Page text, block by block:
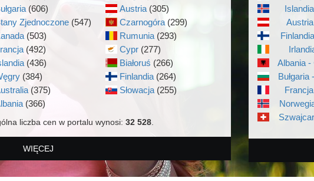
(606)
Zjednoczone (547)
(503)
(492)
(436)
(384)
(375)
(366)
Austria (305)
Czarnogóra (299)
Rumunia (293)
Cypr (277)
Białoruś (266)
Finlandia (264)
Słowacja (255)
liczba cen w portalu wynosi: 32 528
WIĘCEJ
Albania -
Bułgaria